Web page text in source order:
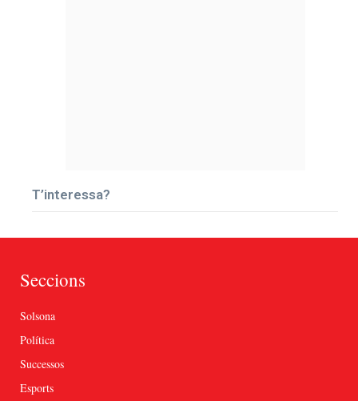
T’interessa?
Seccions
Solsona
Política
Successos
Esports